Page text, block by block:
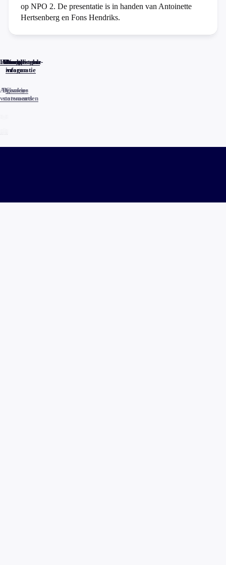
op NPO 2. De presentatie is in handen van Antoinette
Hertsenberg en Fons Hendriks.
Home
Actueel
Uitzendingen
Reacties
Programma-
informatie
Veelgestelde
vragen
Algemene
voorwaarden
Privacy
statements
Cookies